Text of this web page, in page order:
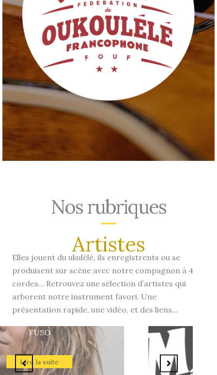
Nos rubriques
Artistes
Elles jouent du ukulélé, ils enregistrents ou se
produisent sur scène avec notre compagnon à 4
cordes… Retrouvez une sélection d’artistes qui
arborent notre instrument favori. Une
présentation rapide, une vidéo, et des liens…
Manyl et Cie
Lire la suite